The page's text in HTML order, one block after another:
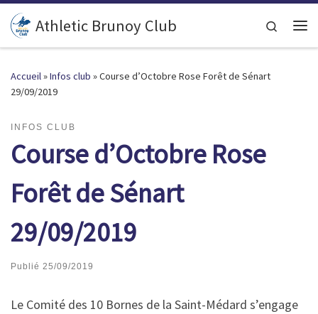
Passer au contenu
Athletic Brunoy Club Search
Accueil»Infos club »Course d’Octobre Rose Forêt de Sénart
29/09/2019
INFOS CLUB
Course d’Octobre Rose
Forêt de Sénart
29/09/2019
Publié 25/09/2019
Le Comité des 10 Bornes de la Saint-Médard s’engage